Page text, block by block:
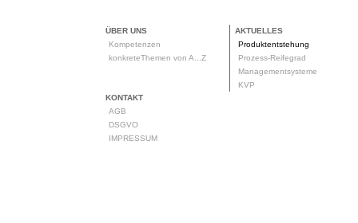
ÜBER UNS
Kompetenzen
konkreteThemen von A...Z
AKTUELLES
Produktentstehung
Prozess-Reifegrad
Managementsysteme
KVP
KONTAKT
AGB
DSGVO
IMPRESSUM